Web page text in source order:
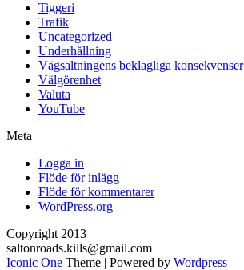
Tiggeri
Trafik
Uncategorized
Underhållning
Vägsaltningens beklagliga konsekvenser
Välgörenhet
Valuta
YouTube
Meta
Logga in
Flöde för inlägg
Flöde för kommentarer
WordPress.org
Copyright 2013
saltonroads.kills@gmail.com
Iconic One Theme | Powered by Wordpress